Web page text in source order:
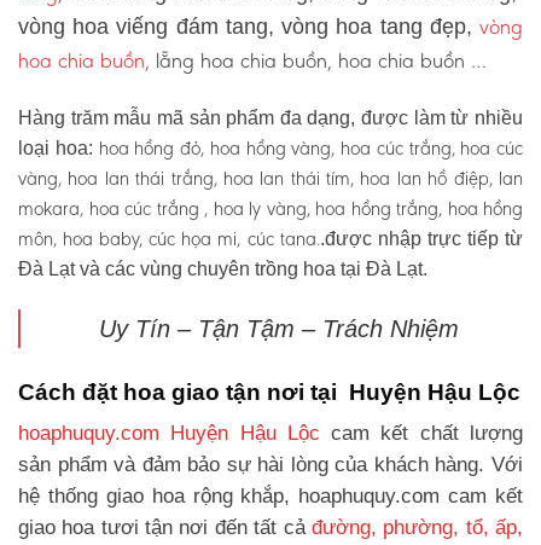
vòng hoa viếng đám tang, vòng hoa tang đẹp, vòng
hoa chia buồn, lẵng hoa chia buồn, hoa chia buồn …
Hàng trăm mẫu mã sản phẩm đa dạng, được làm từ nhiều
loại hoa: hoa hồng đỏ, hoa hồng vàng, hoa cúc trắng, hoa cúc
vàng, hoa lan thái trắng, hoa lan thái tím, hoa lan hồ điệp, lan
mokara, hoa cúc trắng , hoa ly vàng, hoa hồng trắng, hoa hồng
môn, hoa baby, cúc họa mi, cúc tana..được nhập trực tiếp từ
Đà Lạt và các vùng chuyên trồng hoa tại Đà Lạt.
Uy Tín – Tận Tậm – Trách Nhiệm
Cách đặt hoa giao tận nơi tại Huyện Hậu Lộc
hoaphuquy.com Huyện Hậu Lộc cam kết chất lượng
sản phẩm và đảm bảo sự hài lòng của khách hàng. Với
hệ thống giao hoa rộng khắp, hoaphuquy.com cam kết
giao hoa tươi tận nơi đến tất cả đường, phường, tổ, ấp,